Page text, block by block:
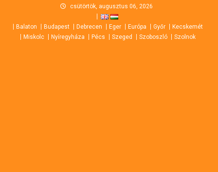
content
csütörtök, augusztus 06, 2026
Balaton Budapest Debrecen Eger Európa Győr
Kecskemét
Miskolc
Nyíregyháza Pécs Szeged Szoboszló Szolnok